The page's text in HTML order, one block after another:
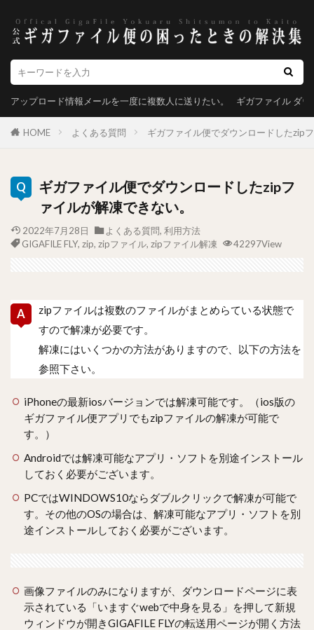
アップロード情報メールを一度に複数人に送りたい。 ギガファイル ダ
HOME よくある質問 ギガファイル便でダウンロードしたzip
ギガファイル便でダウンロードしたzipフ
ァイルが解凍できない。
2022年7月28日 よくある質問, 利用方法
GIGAFILE FLY, zip, zipファイル, zipファイル解凍 42297View
zipファイルは複数のファイルがまとめらている状態で
すので解凍が必要です。
解凍にはいくつかの方法がありますので、以下の方法を
参照下さい。
iPhoneの最新iosバージョンでは解凍可能です。（ios版の
ギガファイル便アプリでもzipファイルの解凍が可能で
す。）
Androidでは解凍可能なアプリ・ソフトを別途インストール
しておく必要がございます。
PCではWINDOWS10ならダブルクリックで解凍が可能で
す。その他のOSの場合は、解凍可能なアプリ・ソフトを別
途インストールしておく必要がございます。
画像ファイルのみになりますが、ダウンロードページに表
示されている「いますぐwebで中身を見る」を押して新規
ウィンドウが開きGIGAFILE FLYの転送用ページが開く方法